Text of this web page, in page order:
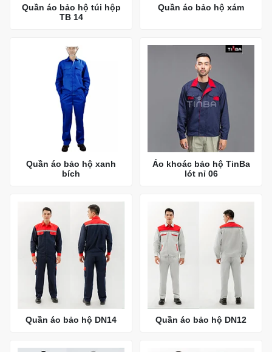
Quần áo bảo hộ túi hộp
TB 14
Quần áo bảo hộ xám
Quần áo bảo hộ xanh
bích
Áo khoác bảo hộ TinBa
lót nỉ 06
Quần áo bảo hộ DN14 Quần áo bảo hộ DN12